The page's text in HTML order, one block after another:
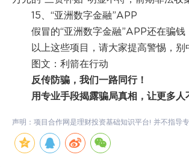
15、“亚洲数字金融”APP
假冒的“亚洲数字金融”APP还在骗
以上这些项目，请大家提高警惕，
图文：利箭在行动
反传防骗，我们一路同行！
用专业手段揭露骗局真相，让更多
声明：项目合作网是理财投资基础知识平台! 并不指导